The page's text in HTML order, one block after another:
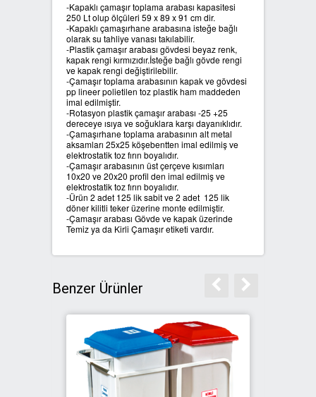
KUTULARI
-Kapaklı çamaşır toplama arabası kapasitesi
250 Lt olup ölçüleri 59 x 89 x 91 cm dir.
-Kapaklı çamaşırhane arabasına isteğe bağlı
olarak su tahliye vanası takılabilir.
-Plastik çamaşır arabası gövdesi beyaz renk,
kapak rengi kırmızıdır.İsteğe bağlı gövde rengi
ve kapak rengi değiştirilebilir.
-Çamaşır toplama arabasının kapak ve gövdesi
pp lineer polietilen toz plastik ham maddeden
imal edilmiştir.
-Rotasyon plastik çamaşır arabası -25 +25
dereceye ısıya ve soğuklara karşı dayanıklıdır.
-Çamaşırhane toplama arabasının alt metal
aksamları 25x25 köşebentten imal edilmiş ve
elektrostatik toz fırın boyalıdır.
-Çamaşır arabasının üst çerçeve kısımları
10x20 ve 20x20 profil den imal edilmiş ve
elektrostatik toz fırın boyalıdır.
-Ürün 2 adet 125 lik sabit ve 2 adet 125 lik
döner kilitli teker üzerine monte edilmiştir.
-Çamaşır arabası Gövde ve kapak üzerinde
Temiz ya da Kirli Çamaşır etiketi vardır.
Benzer Ürünler